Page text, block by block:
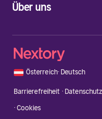
Über uns
🇦🇹 Österreich·Deutsch
Barrierefreiheit ·
·Cookies